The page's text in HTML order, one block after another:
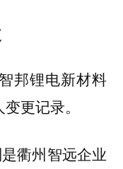
邦锂电新材料
更记录。
衢州智远企业